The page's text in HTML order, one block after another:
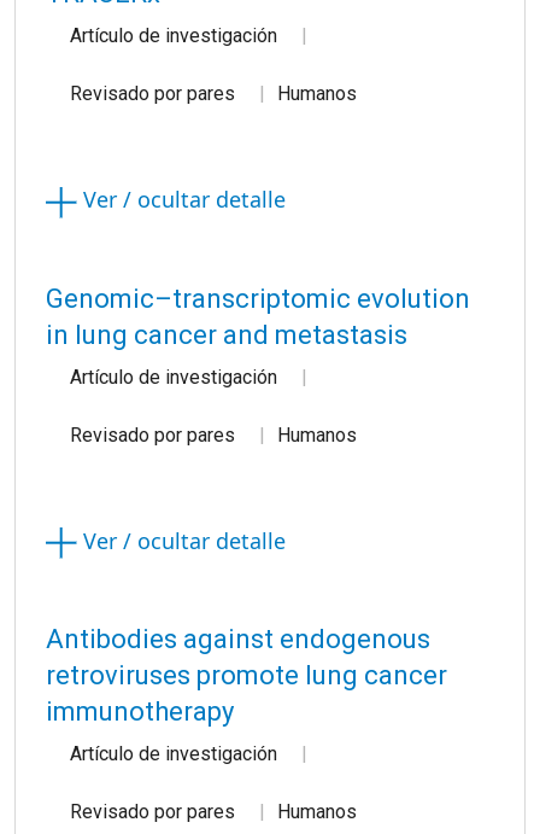
Artículo de investigación
Revisado por pares Humanos
Ver / ocultar detalle
Genomic–transcriptomic evolution
in lung cancer and metastasis
Artículo de investigación
Revisado por pares Humanos
Ver / ocultar detalle
Antibodies against endogenous
retroviruses promote lung cancer
immunotherapy
Artículo de investigación
Revisado por pares Humanos